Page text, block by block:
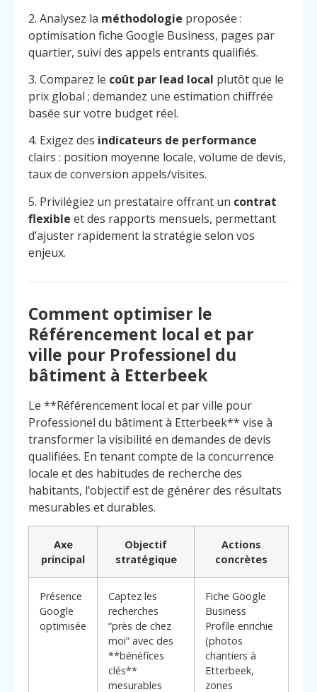
Contact
Appelez
2. Analysez la méthodologie proposée :
optimisation fiche Google Business, pages par
quartier, suivi des appels entrants qualifiés.
3. Comparez le coût par lead local plutôt que le
prix global ; demandez une estimation chiffrée
basée sur votre budget réel.
4. Exigez des indicateurs de performance
clairs : position moyenne locale, volume de devis,
taux de conversion appels/visites.
5. Privilégiez un prestataire offrant un contrat
flexible et des rapports mensuels, permettant
d’ajuster rapidement la stratégie selon vos
enjeux.
Comment optimiser le
Référencement local et par
ville pour Professionel du
bâtiment à Etterbeek
Le **Référencement local et par ville pour
Professionel du bâtiment à Etterbeek** vise à
transformer la visibilité en demandes de devis
qualifiées. En tenant compte de la concurrence
locale et des habitudes de recherche des
habitants, l’objectif est de générer des résultats
mesurables et durables.
Axe
principal
Objectif
stratégique
Actions
concrètes
Présence
Google
optimisée
Captez les
recherches
“près de chez
moi” avec des
**bénéfices
clés**
mesurables
Fiche Google
Business
Profile enrichie
(photos
chantiers à
Etterbeek,
zones